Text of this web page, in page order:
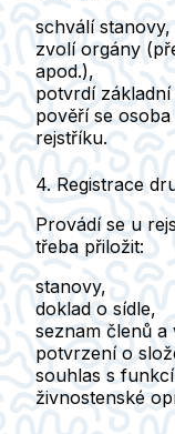
schválí stanovy,
zvolí orgány
apod.),
potvrdí základní
pověří se
rejstříku.
4. Registrace
Provádí se u
třeba přiložit:
stanovy,
doklad o sídle,
seznam členů a
potvrzení o
souhlas s
živnostenské